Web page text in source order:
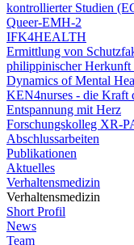
kontrollierter Studien
Queer-EMH-2
IFK4HEALTH
Ermittlung von
philippinischer Herkunft
Dynamics of Mental
KEN4nurses - die Kraft
Entspannung mit Herz
Forschungskolleg XR-
Abschlussarbeiten
Publikationen
Aktuelles
Verhaltensmedizin
Verhaltensmedizin
Short Profil
News
Team